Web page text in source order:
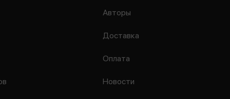
Авторы
Доставка
Оплата
Новости